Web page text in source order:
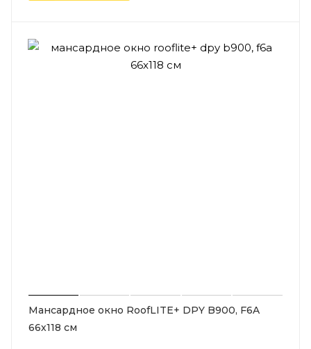
Мансардное окно RoofLITE+ DPY B900, F6A
66х118 см